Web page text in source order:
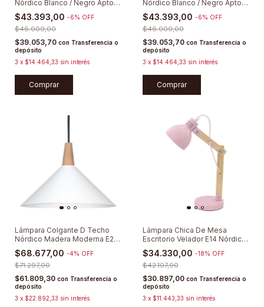
Nórdico Blanco / Negro Apto
E27 Led
$43.393,00 -6% OFF
$46.009,00
$39.053,70 con Transferencia o
depósito
3 x $14.464,33 sin interés
Comprar
Nórdico Blanco / Negro Apto
E27 Led
$43.393,00 -6% OFF
$46.009,00
$39.053,70 con Transferencia o
depósito
3 x $14.464,33 sin interés
Comprar
Lámpara Colgante D Techo
Nórdico Madera Moderna E27
Apto Led Deco Línea Cónica
Con Cable De Tela
$68.677,00 -4% OFF
$71.297,00
$61.809,30 con Transferencia o
depósito
3 x $22.892,33 sin interés
Lámpara Chica De Mesa
Escritorio Velador E14 Nórdico
Madera
$34.330,00 -18% OFF
$42.107,00
$30.897,00 con Transferencia o
depósito
3 x $11.443,33 sin interés